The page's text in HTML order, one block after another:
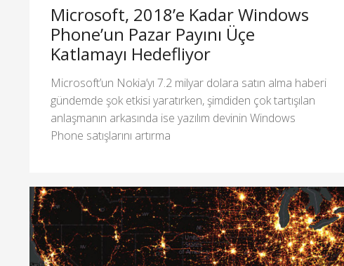
Microsoft, 2018’e Kadar Windows
Phone’un Pazar Payını Üçe
Katlamayı Hedefliyor
Microsoft’un Nokia’yı 7.2 milyar dolara satın alma haberi
gündemde şok etkisi yaratırken, şimdiden çok tartışılan
anlaşmanın arkasında ise yazılım devinin Windows
Phone satışlarını artırma